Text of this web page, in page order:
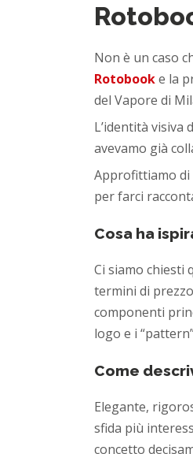
Non è un caso
Rotobooke la
del Vapore di
L’identità
avevamo già
Approfittiamo di
per farci
Cosa ha
Ci siamo chiesti
termini di
componenti
logo e i
Come
Elegante,
sfida più
concetto